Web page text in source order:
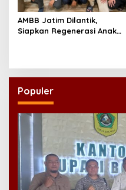
AMBB Jatim Dilantik,
Siapkan Regenerasi Anak
Populer